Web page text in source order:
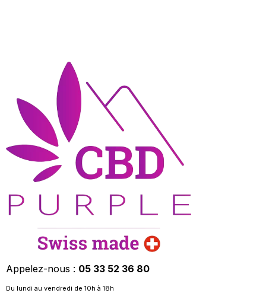
Appelez-nous : 05 33 52 36 80
Du lundi au vendredi de 10h à 18h